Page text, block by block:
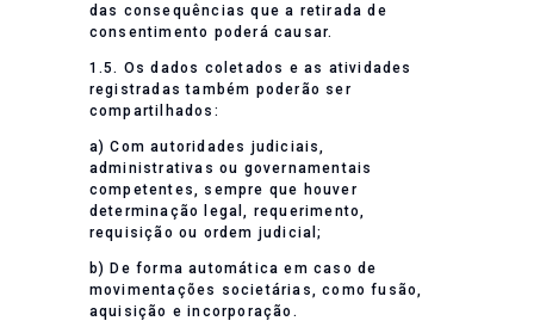
das consequências que a retirada de
consentimento poderá causar.
1.5. Os dados coletados e as atividades
registradas também poderão ser
compartilhados:
a) Com autoridades judiciais,
administrativas ou governamentais
competentes, sempre que houver
determinação legal, requerimento,
requisição ou ordem judicial;
b) De forma automática em caso de
movimentações societárias, como fusão,
aquisição e incorporação.